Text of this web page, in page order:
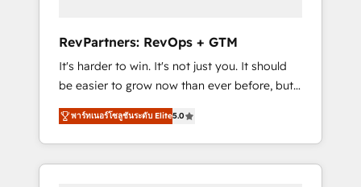
from any legacy CRM. Zero downtime, full
data integrity. ➤ Implementation: Configure
HubSpot to run your revenue process. Sales,
marketing, and service wired together. ➤ AI
and Integrations: Layer Breeze AI, custom
agents, and APIs to remove manual work. ➤
Ongoing Management: Monthly tune-ups,
RevPartners: RevOps + GTM
It's harder to win. It's not just you. It should
be easier to grow now than ever before, but
it's not. So our focus is serving you, the
person responsible for the revenue number.
We do that by bridging the gap where
agencies fail: combining GTM strategy with
พาร์ทเนอร์โซลูชันระดับ Elite5.0